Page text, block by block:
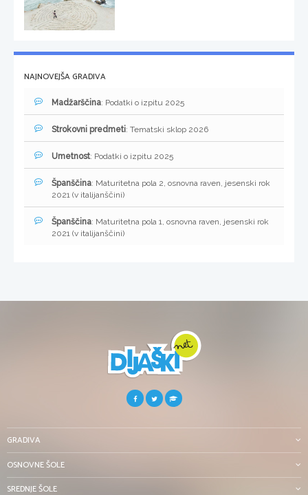
NAJNOVEJŠA GRADIVA
Madžarščina: Podatki o izpitu 2025
Strokovni predmeti: Tematski sklop 2026
Umetnost: Podatki o izpitu 2025
Španščina: Maturitetna pola 2, osnovna raven, jesenski rok
2021 (v italijanščini)
Španščina: Maturitetna pola 1, osnovna raven, jesenski rok
2021 (v italijanščini)
GRADIVA
OSNOVNE ŠOLE
SREDNJE ŠOLE